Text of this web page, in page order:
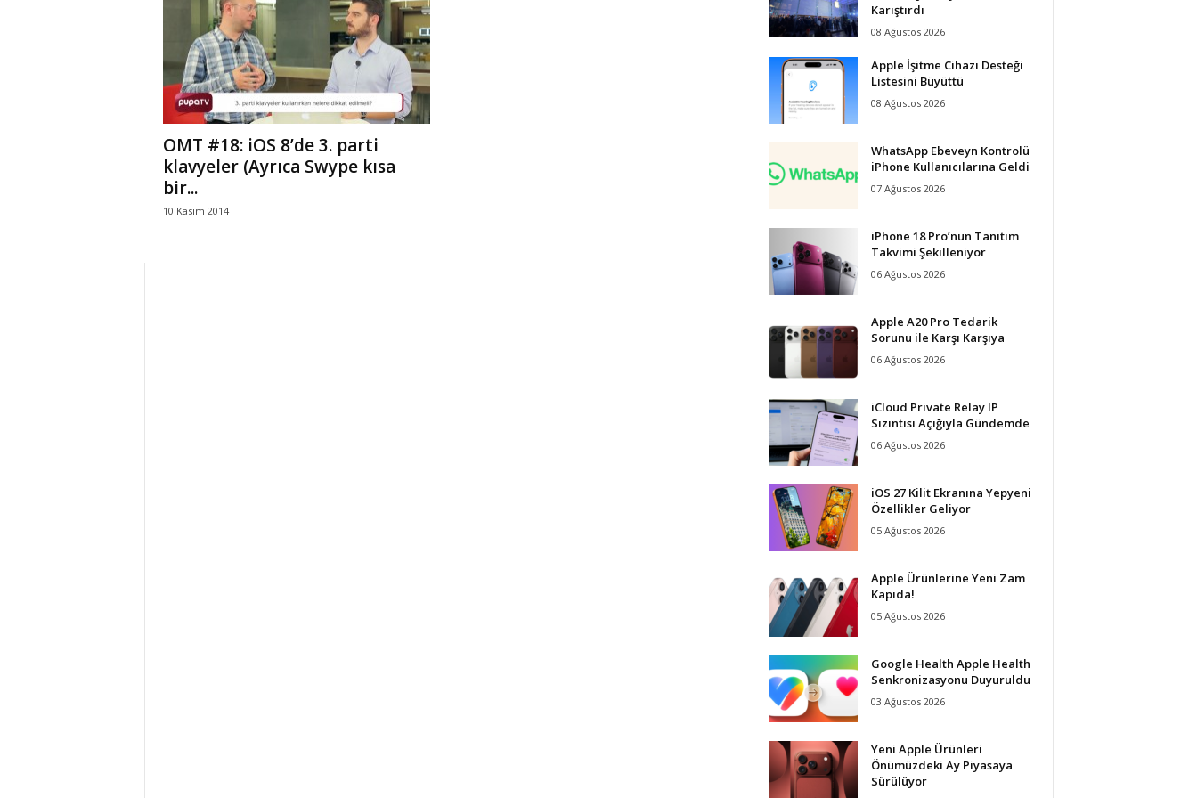
l
OMT #18: iOS 8’de 3. parti
klavyeler (Ayrıca Swype kısa
bir...
10 Kasım 2014
Karıştırdı
08 Ağustos 2026
Apple İşitme Cihazı Desteği
Listesini Büyüttü
08 Ağustos 2026
WhatsApp Ebeveyn Kontrolü
iPhone Kullanıcılarına Geldi
07 Ağustos 2026
iPhone 18 Pro’nun Tanıtım
Takvimi Şekilleniyor
06 Ağustos 2026
Apple A20 Pro Tedarik
Sorunu ile Karşı Karşıya
06 Ağustos 2026
iCloud Private Relay IP
Sızıntısı Açığıyla Gündemde
06 Ağustos 2026
iOS 27 Kilit Ekranına Yepyeni
Özellikler Geliyor
05 Ağustos 2026
Apple Ürünlerine Yeni Zam
Kapıda!
05 Ağustos 2026
Google Health Apple Health
Senkronizasyonu Duyuruldu
03 Ağustos 2026
Yeni Apple Ürünleri
Önümüzdeki Ay Piyasaya
Sürülüyor